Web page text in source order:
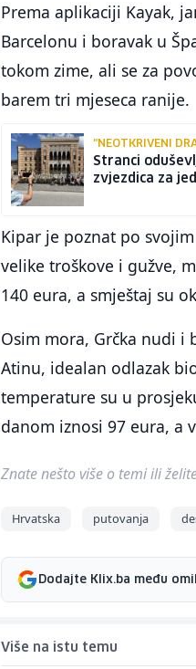
Prema aplikaciji Kayak,
Barcelonu i boravak u
tokom zime, ali se za
barem tri mjeseca ranije.
"NEOTKRIVENI
Stranci
zvjezdica za
Kipar je poznat po
velike troškove i gužve,
140 eura, a smještaj su
Osim mora, Grčka nudi i
Atinu, idealan odlazak
temperature su u
danom iznosi 97 eura, a
Znate nešto više o temi ili
Hrvatska putovanja
Dodajte Klix.ba među
Više na istu temu